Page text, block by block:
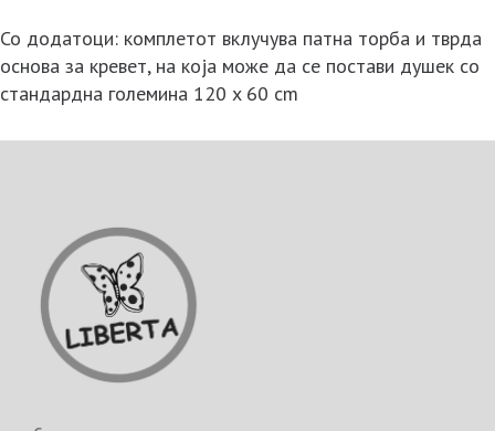
Со додатоци: комплетот вклучува патна торба и тврда
основа за кревет, на која може да се постави душек со
стандардна големина 120 x 60 cm